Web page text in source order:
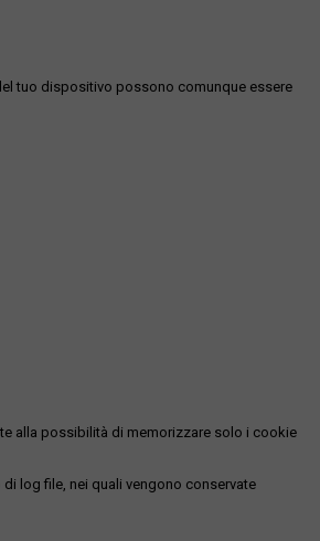
tuo dispositivo possono comunque essere
alla possibilità di memorizzare solo i cookie
log file, nei quali vengono conservate